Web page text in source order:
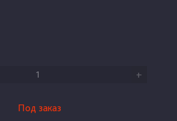
+
Под заказ